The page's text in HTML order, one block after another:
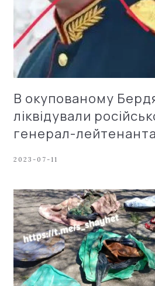
В окупованому
ліквідували
генерал-лейтенанта
2023-07-11